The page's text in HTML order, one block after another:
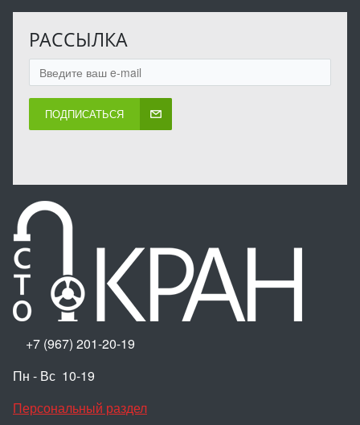
РАССЫЛКА
ПОДПИСАТЬСЯ
+7 (967) 201-20-19
Пн - Вс 10-19
Персональный раздел